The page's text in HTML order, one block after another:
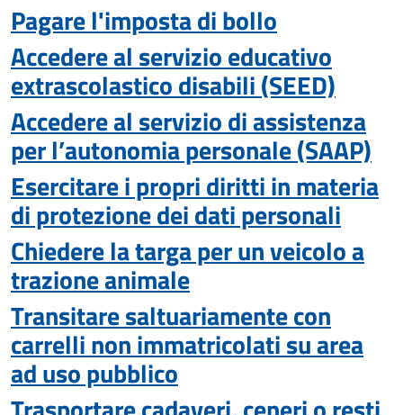
Pagare l'imposta di bollo
Accedere al servizio educativo
extrascolastico disabili (SEED)
Accedere al servizio di assistenza
per l’autonomia personale (SAAP)
Esercitare i propri diritti in materia
di protezione dei dati personali
Chiedere la targa per un veicolo a
trazione animale
Transitare saltuariamente con
carrelli non immatricolati su area
ad uso pubblico